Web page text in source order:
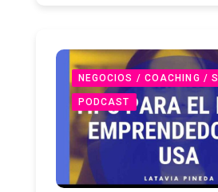
NEGOCIOS / COACHING /
PODCAST